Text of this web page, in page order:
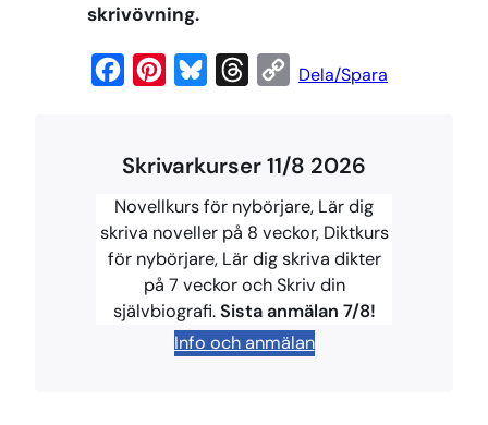
skrivövning.
e
b
o
o
t
e
r
e
s
e
s
k
y
e
a
d
s
C
y
L
i
n
k
Dela/Spara
Skrivarkurser 11/8 2026
Novellkurs för nybörjare, Lär dig
skriva noveller på 8 veckor, Diktkurs
för nybörjare, Lär dig skriva dikter
på 7 veckor och Skriv din
självbiografi.Sista anmälan 7/8!
Info och anmälan